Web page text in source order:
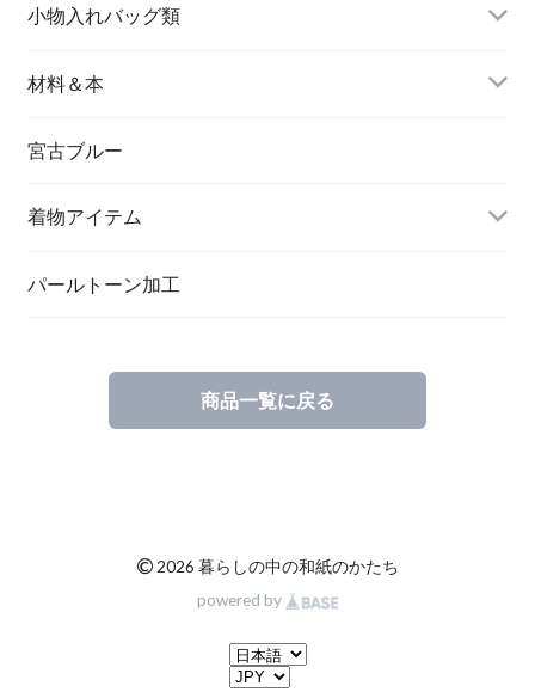
バングル＆ブレスレット
ペンダント
ブローチ
名刺入れ
メッセージカード
一筆箋
小物入れバッグ類
バッグ
材料＆本
ハンドメイドキット
宮古ブルー
着物アイテム
パールトーン加工
商品一覧に戻る
© 2026 暮らしの中の和紙のかたち
powered by